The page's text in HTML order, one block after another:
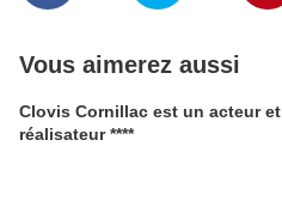
Vous aimerez aussi
Clovis Cornillac est un acteur et
réalisateur ****